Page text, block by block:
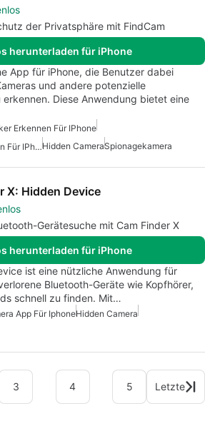
der Privatsphäre mit FindCam
herunterladen für iPhone
App für iPhone, die Benutzer dabei
und andere potenzielle
Diese Anwendung bietet eine
Erkennen Für IPhone
Kostenloser Tracker Erkennen Für IPhoneHidden CameraSpionagekamera
X: Hidden Device
Gerätesuche mit Cam Finder X
herunterladen für iPhone
ist eine nützliche Anwendung für
Bluetooth-Geräte wie Kopfhörer,
schnell zu finden. Mit…
App Für IphoneHidden Camera
3 4 5 Letzte